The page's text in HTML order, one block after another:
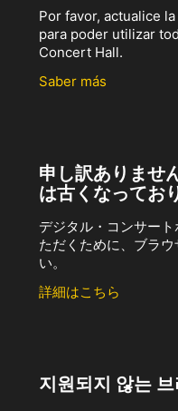
Por favor, actualice
para poder utilizar
Concert Hall.
Saber más
申し訳ありませ
は古くなってお
デジタル・コンサー
ただくために、ブラ
い。
詳細はこちら
지원되지 않는